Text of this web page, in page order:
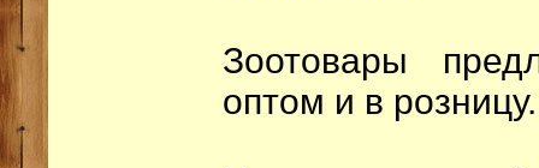
Зоотовары
оптом и в розницу.